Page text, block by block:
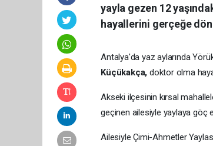
yayla gezen 12
hayallerini gerçeğe
Antalya'da yaz aylarında
Küçükakça, doktor olma
Akseki ilçesinin kırsal
geçinen ailesiyle yaylaya göç
Ailesiyle Çimi-Ahmetler